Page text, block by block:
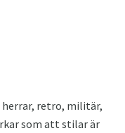
herrar, retro, militär,
som att stilar är